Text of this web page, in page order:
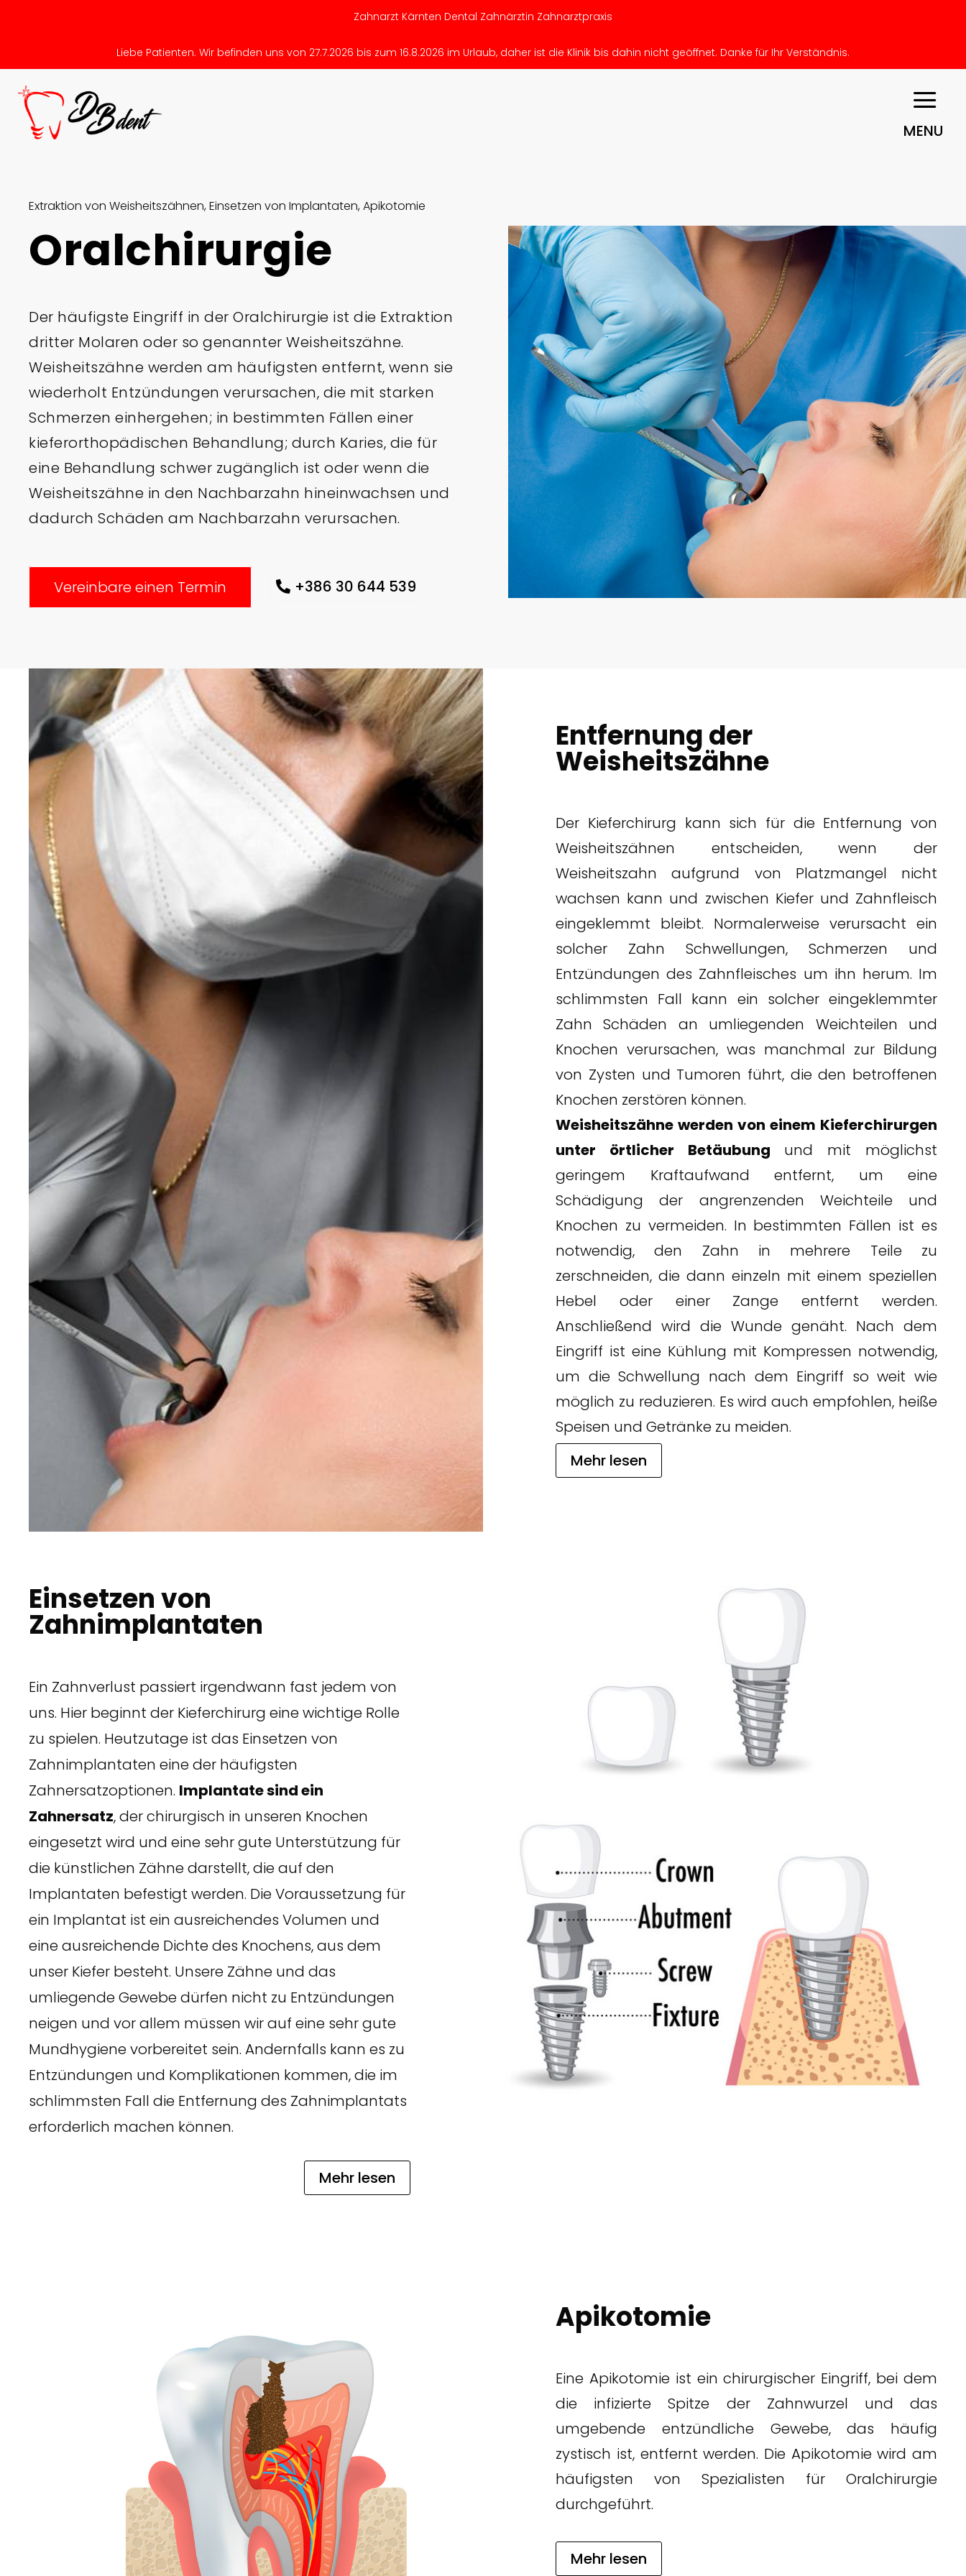
Zahnarzt Kärnten Dental Zahnärztin Zahnarztpraxis
Liebe Patienten. Wir befinden uns von 27.7.2026 bis zum 16.8.2026 im Urlaub, daher ist die Klinik bis dahin nicht geöffnet. Danke für Ihr Verständnis.
MENU
Extraktion von Weisheitszähnen, Einsetzen von Implantaten, Apikotomie
Oralchirurgie
Der häufigste Eingriff in der Oralchirurgie ist die Extraktion
dritter Molaren oder so genannter Weisheitszähne.
Weisheitszähne werden am häufigsten entfernt, wenn sie
wiederholt Entzündungen verursachen, die mit starken
Schmerzen einhergehen; in bestimmten Fällen einer
kieferorthopädischen Behandlung; durch Karies, die für
eine Behandlung schwer zugänglich ist oder wenn die
Weisheitszähne in den Nachbarzahn hineinwachsen und
dadurch Schäden am Nachbarzahn verursachen.
Vereinbare einen Termin +386 30 644 539
Entfernung der
Weisheitszähne
Der Kieferchirurg kann sich für die Entfernung von
Weisheitszähnen entscheiden, wenn der
Weisheitszahn aufgrund von Platzmangel nicht
wachsen kann und zwischen Kiefer und Zahnfleisch
eingeklemmt bleibt. Normalerweise verursacht ein
solcher Zahn Schwellungen, Schmerzen und
Entzündungen des Zahnfleisches um ihn herum. Im
schlimmsten Fall kann ein solcher eingeklemmter
Zahn Schäden an umliegenden Weichteilen und
Knochen verursachen, was manchmal zur Bildung
von Zysten und Tumoren führt, die den betroffenen
Knochen zerstören können.
Weisheitszähne werden von einem Kieferchirurgen
unter örtlicher Betäubung und mit möglichst
geringem Kraftaufwand entfernt, um eine
Schädigung der angrenzenden Weichteile und
Knochen zu vermeiden. In bestimmten Fällen ist es
notwendig, den Zahn in mehrere Teile zu
zerschneiden, die dann einzeln mit einem speziellen
Hebel oder einer Zange entfernt werden.
Anschließend wird die Wunde genäht. Nach dem
Eingriff ist eine Kühlung mit Kompressen notwendig,
um die Schwellung nach dem Eingriff so weit wie
möglich zu reduzieren. Es wird auch empfohlen, heiße
Speisen und Getränke zu meiden.
Mehr lesen
Einsetzen von
Zahnimplantaten
Ein Zahnverlust passiert irgendwann fast jedem von
uns. Hier beginnt der Kieferchirurg eine wichtige Rolle
zu spielen. Heutzutage ist das Einsetzen von
Zahnimplantaten eine der häufigsten
Zahnersatzoptionen. Implantate sind ein
Zahnersatz, der chirurgisch in unseren Knochen
eingesetzt wird und eine sehr gute Unterstützung für
die künstlichen Zähne darstellt, die auf den
Implantaten befestigt werden. Die Voraussetzung für
ein Implantat ist ein ausreichendes Volumen und
eine ausreichende Dichte des Knochens, aus dem
unser Kiefer besteht. Unsere Zähne und das
umliegende Gewebe dürfen nicht zu Entzündungen
neigen und vor allem müssen wir auf eine sehr gute
Mundhygiene vorbereitet sein. Andernfalls kann es zu
Entzündungen und Komplikationen kommen, die im
schlimmsten Fall die Entfernung des Zahnimplantats
erforderlich machen können.
Mehr lesen
Apikotomie
Eine Apikotomie ist ein chirurgischer Eingriff, bei dem
die infizierte Spitze der Zahnwurzel und das
umgebende entzündliche Gewebe, das häufig
zystisch ist, entfernt werden. Die Apikotomie wird am
häufigsten von Spezialisten für Oralchirurgie
durchgeführt.
Mehr lesen